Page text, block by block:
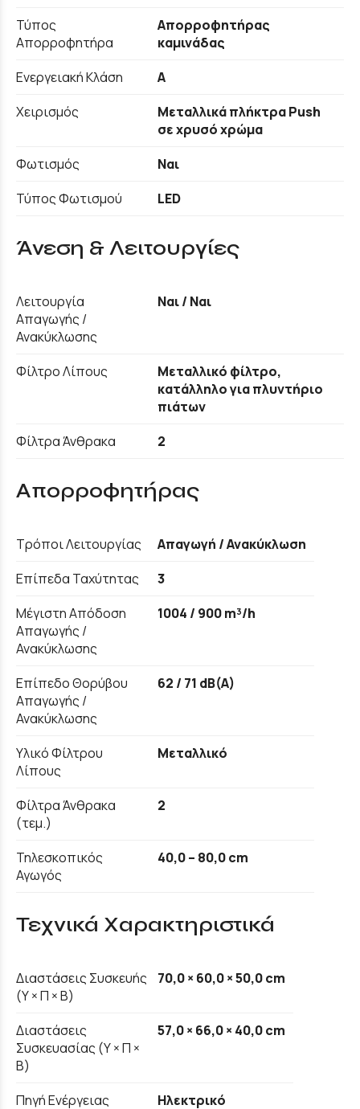
Τύπος
Απορροφητήρα
Απορροφητήρας
καμινάδας
Ενεργειακή Κλάση
A
Χειρισμός
Μεταλλικά πλήκτρα Push
σε χρυσό χρώμα
Φωτισμός
Ναι
Τύπος Φωτισμού
LED
Άνεση & Λειτουργίες
Λειτουργία
Απαγωγής /
Ανακύκλωσης
Ναι / Ναι
Φίλτρο Λίπους
Μεταλλικό φίλτρο,
κατάλληλο για πλυντήριο
πιάτων
Φίλτρα Άνθρακα
2
Απορροφητήρας
Τρόποι Λειτουργίας
Απαγωγή / Ανακύκλωση
Επίπεδα Ταχύτητας
3
Μέγιστη Απόδοση
Απαγωγής /
Ανακύκλωσης
1004 / 900 m³/h
Επίπεδο Θορύβου
Απαγωγής /
Ανακύκλωσης
62 / 71 dB(A)
Υλικό Φίλτρου
Λίπους
Μεταλλικό
Φίλτρα Άνθρακα
(τεμ.)
2
Τηλεσκοπικός
Αγωγός
40,0 – 80,0 cm
Τεχνικά Χαρακτηριστικά
Διαστάσεις Συσκευής
(Υ × Π × Β)
70,0 × 60,0 × 50,0 cm
Διαστάσεις
Συσκευασίας (Υ × Π ×
Β)
57,0 × 66,0 × 40,0 cm
Πηγή Ενέργειας Ηλεκτρικό